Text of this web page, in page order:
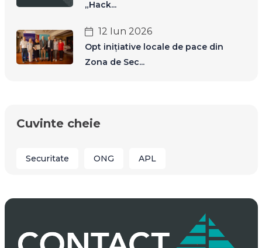
„Hack...
12 Iun 2026
Opt inițiative locale de pace din
Zona de Sec...
Cuvinte cheie
Securitate ONG APL